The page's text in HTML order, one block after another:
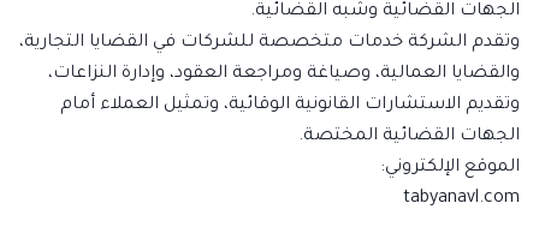
الجهات القضائية وشبه القضائية.
وتقدم الشركة خدمات متخصصة للشركات في القضايا التجارية،
والقضايا العمالية، وصياغة ومراجعة العقود، وإدارة النزاعات،
وتقديم الاستشارات القانونية الوقائية، وتمثيل العملاء أمام
الجهات القضائية المختصة.
الموقع الإلكتروني:
tabyanavl.com